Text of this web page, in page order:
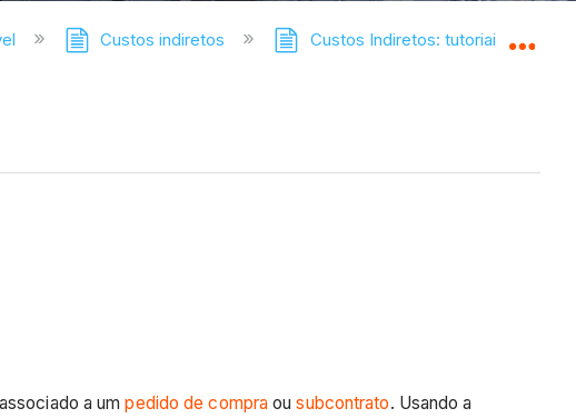
Custos indiretos Custos Indiretos: tutoriais
a umpedido de compra ousubcontrato. Usando a